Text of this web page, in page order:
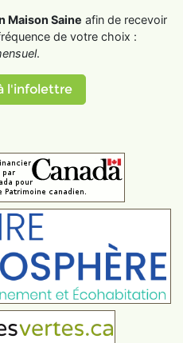
Maison Saine afin de recevoir
de votre choix :
.
l'infolettre